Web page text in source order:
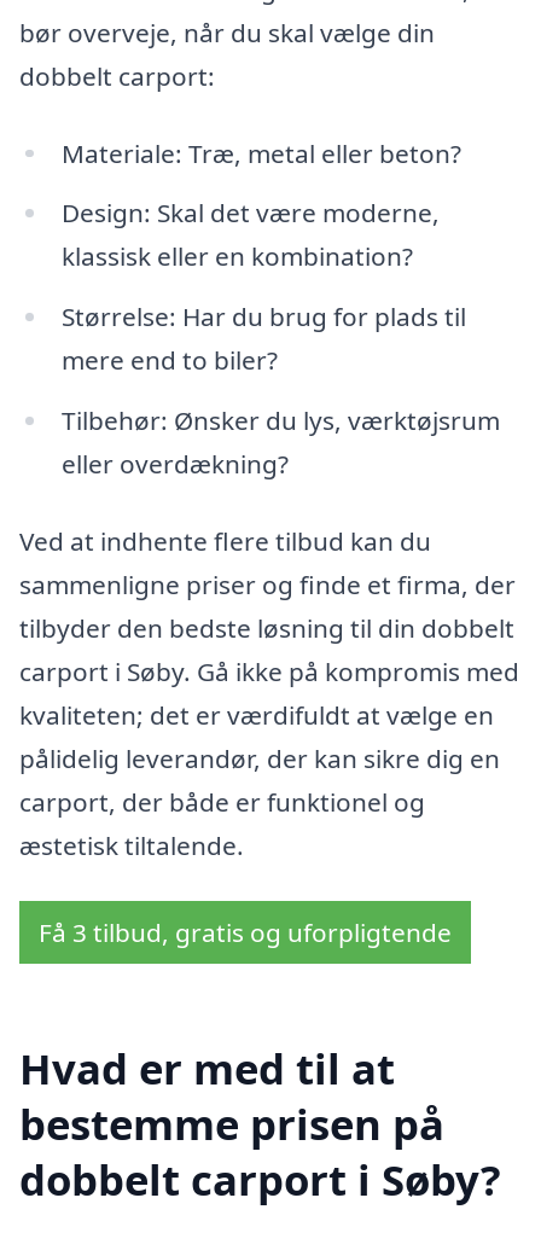
bør overveje, når du skal vælge din
dobbelt carport:
Materiale: Træ, metal eller beton?
Design: Skal det være moderne,
klassisk eller en kombination?
Størrelse: Har du brug for plads til
mere end to biler?
Tilbehør: Ønsker du lys, værktøjsrum
eller overdækning?
Ved at indhente flere tilbud kan du
sammenligne priser og finde et firma, der
tilbyder den bedste løsning til din dobbelt
carport i Søby. Gå ikke på kompromis med
kvaliteten; det er værdifuldt at vælge en
pålidelig leverandør, der kan sikre dig en
carport, der både er funktionel og
æstetisk tiltalende.
Få 3 tilbud, gratis og uforpligtende
Hvad er med til at
bestemme prisen på
dobbelt carport i Søby?